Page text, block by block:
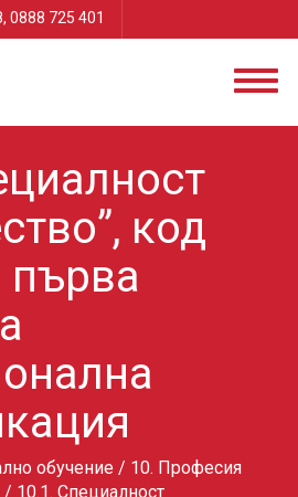
0888 725 401
код
първа
обучение/ 10. Професия
/ 10.1. Специалност